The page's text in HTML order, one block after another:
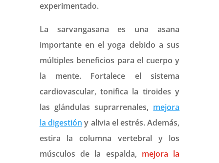
experimentado.
La sarvangasana es una asana
importante en el yoga debido a sus
múltiples beneficios para el cuerpo y
la mente. Fortalece el sistema
cardiovascular, tonifica la tiroides y
las glándulas suprarrenales, mejora
la digestión y alivia el estrés. Además,
estira la columna vertebral y los
músculos de la espalda, mejora la